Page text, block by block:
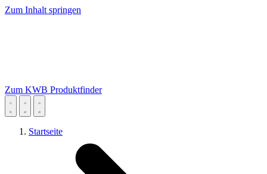
Zum Inhalt springen
Zum KWB Produktfinder
Startseite